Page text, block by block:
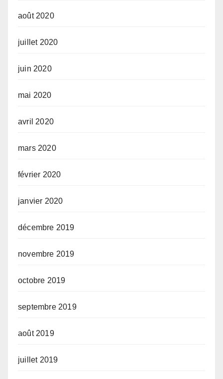
août 2020
juillet 2020
juin 2020
mai 2020
avril 2020
mars 2020
février 2020
janvier 2020
décembre 2019
novembre 2019
octobre 2019
septembre 2019
août 2019
juillet 2019